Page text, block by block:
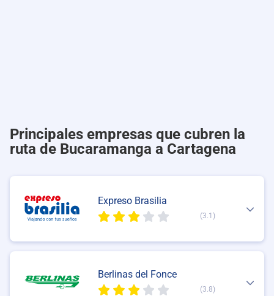
Principales empresas que cubren la
ruta de Bucaramanga a Cartagena
Expreso Brasilia
(3.1)
Berlinas del Fonce
(3.8)